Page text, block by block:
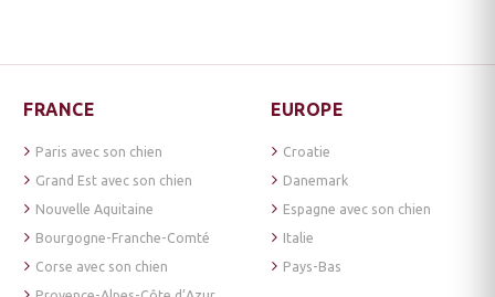
FRANCE
Paris avec son chien
Grand Est avec son chien
Nouvelle Aquitaine
Bourgogne-Franche-Comté
Corse avec son chien
EUROPE
Croatie
Danemark
Espagne avec son chien
Italie
Pays-Bas